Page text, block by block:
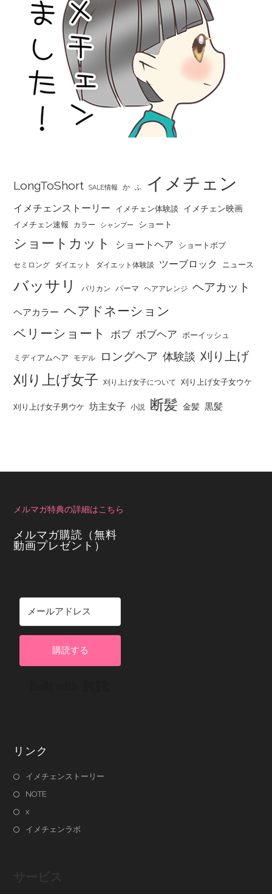
LongToShort SALE情報 か ふ イメチェン
イメチェンストーリー イメチェン体験談 イメチェン映画
イメチェン速報 カラー シャンプー ショート
ショートカット ショートヘア ショートボブ
セミロング ダイエット ダイエット体験談 ツーブロック ニュース
バッサリ バリカン パーマ ヘアアレンジ ヘアカット
ヘアカラー ヘアドネーション
ベリーショート
ボブ ボブヘア ボーイッシュ
ミディアムヘア モデル ロングヘア 体験談 刈り上げ
刈り上げ女子 刈り上げ女子について 刈り上げ女子女ウケ
刈り上げ女子男ウケ 坊主女子 小説 断髪 金髪 黒髪
メルマガ特典の詳細はこちら
メルマガ購読（無料
動画プレゼント）
購読する
リンク
イメチェンストーリー
NOTE
x
イメチェンラボ